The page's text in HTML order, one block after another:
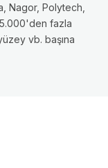
Nagor, Polytech,
fazla
vb. başına